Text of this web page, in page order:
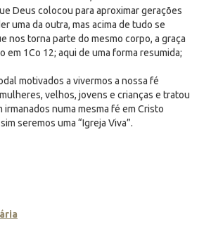
Deus colocou para aproximar gerações
uma da outra, mas acima de tudo se
nos torna parte do mesmo corpo, a graça
1Co 12; aqui de uma forma resumida;
motivados a vivermos a nossa fé
velhos, jovens e crianças e tratou
numa mesma fé em Cristo
seremos uma “Igreja Viva”.